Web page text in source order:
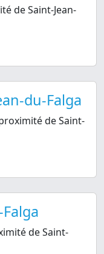
de Saint-Jean-
du-Falga
de Saint-
de Saint-